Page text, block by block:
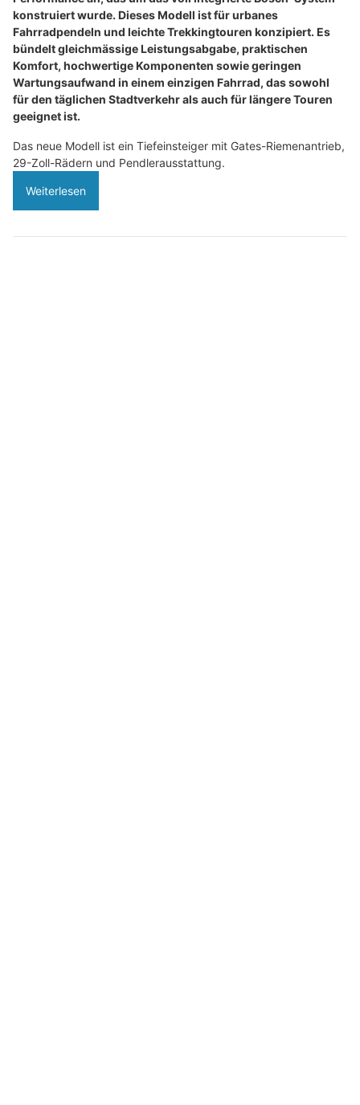
konstruiert wurde. Dieses Modell ist für urbanes
Fahrradpendeln und leichte Trekkingtouren konzipiert. Es
bündelt gleichmässige Leistungsabgabe, praktischen
Komfort, hochwertige Komponenten sowie geringen
Wartungsaufwand in einem einzigen Fahrrad, das sowohl
für den täglichen Stadtverkehr als auch für längere Touren
geeignet ist.
Das neue Modell ist ein Tiefeinsteiger mit Gates-Riemenantrieb,
29-Zoll-Rädern und Pendlerausstattung.
Weiterlesen